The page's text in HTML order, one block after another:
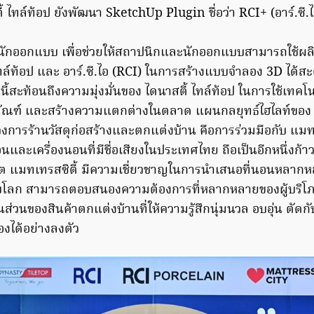
ทล์ท้อป ยังพัฒนา SketchUp Plugin ชื่อว่า RCI+ (อาร์.ซี.
ออกแบบ เพื่อช่วยให้สถาปนิกและนักออกแบบสามารถใช้
ท้อป และ อาร์.ซี.ไอ (RCI) ในการสร้างแบบจำลอง 3D ได้ส
สะท้อนถึงความมุ่งมั่นของ ไดนาสตี้ ไทล์ท้อป ในการใช้เทค
และสร้างความแตกต่างในตลาด แผนกลยุทธ์ไฮไลท์ของ
การร้านวัสดุก่อสร้างและตกแต่งบ้าน คือการร่วมมือกับ แม
ละเครื่องนอนที่มีชื่อเสียงในประเทศไทย ถือเป็นอีกหนึ่งก้
แมทเทรสซิตี้ มีความเชี่ยวชาญในการนำเสนอที่นอนหลาก
ลก สามารถตอบสนองความต้องการที่หลากหลายของผู้บริ
นส่วนของสินค้าตกแต่งบ้านที่ให้ความรู้สึกนุ่มนวล อบอุ่น ตัด
ได้อย่างลงตัว